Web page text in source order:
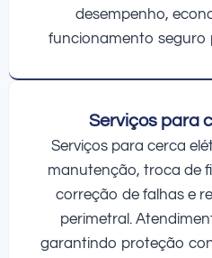
desempenho,
funcionamento seguro
Serviços para
Serviços para cerca
manutenção, troca de
correção de falhas e
perimetral.
garantindo proteção